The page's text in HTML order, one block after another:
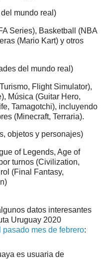
mundo real)
Series), Basketball (NBA
(Mario Kart) y otros
del mundo real)
Flight Simulator),
Música (Guitar Hero,
Tamagotchi), incluyendo
(Minecraft, Terraria).
objetos y personajes)
of Legends, Age of
turnos (Civilization,
(Final Fantasy,
datos interesantes
Uruguay 2020
pasado mes de febrero:
es usuaria de